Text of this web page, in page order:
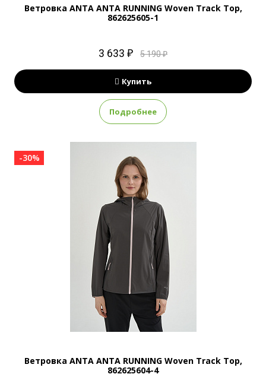
Ветровка ANTA ANTA RUNNING Woven Track Top,
862625605-1
3 633 ₽ 5 190 ₽
Купить
Подробнее
-30%
Ветровка ANTA ANTA RUNNING Woven Track Top,
862625604-4